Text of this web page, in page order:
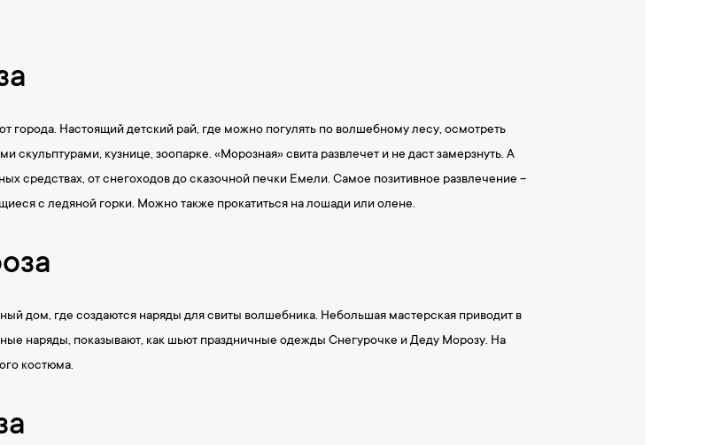
города. Настоящий детский рай, где можно погулять по волшебному лесу, осмотреть
кузнице, зоопарке. «Морозная» свита развлечет и не даст замерзнуть. А
средствах, от снегоходов до сказочной печки Емели. Самое позитивное развлечение –
с ледяной горки. Можно также прокатиться на лошади или олене.
дом, где создаются наряды для свиты волшебника. Небольшая мастерская приводит в
наряды, показывают, как шьют праздничные одежды Снегурочке и Деду Морозу. На
костюма.